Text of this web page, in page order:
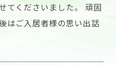
てくださいました。 頑固
はご入居者様の思い出話